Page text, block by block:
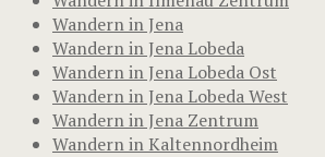
Wandern in Jena
Wandern in Jena Lobeda
Wandern in Jena Lobeda Ost
Wandern in Jena Lobeda West
Wandern in Jena Zentrum
Wandern in Kaltennordheim